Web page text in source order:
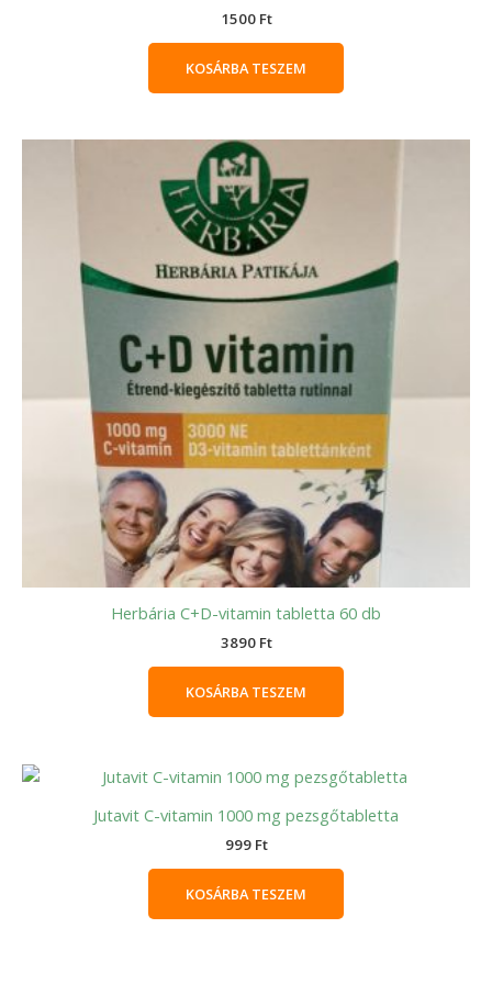
1500 Ft
KOSÁRBA TESZEM
Herbária C+D-vitamin tabletta 60 db
3890 Ft
KOSÁRBA TESZEM
Jutavit C-vitamin 1000 mg pezsgőtabletta
999 Ft
KOSÁRBA TESZEM